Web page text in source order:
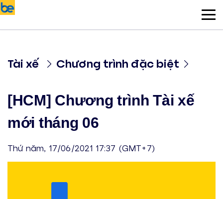
Tài xế Chương trình đặc biệt
[HCM] Chương trình Tài xế
mới tháng 06
Thứ năm, 17/06/2021 17:37 (GMT+7)